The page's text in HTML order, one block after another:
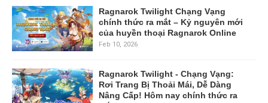
Ragnarok Twilight Chạng Vạng
chính thức ra mắt – Kỷ nguyên mới
của huyền thoại Ragnarok Online
Feb 10, 2026
Ragnarok Twilight - Chạng Vạng:
Rơi Trang Bị Thoải Mái, Dễ Dàng
Nâng Cấp! Hôm nay chính thức ra